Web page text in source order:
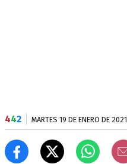
442 MARTES 19 DE ENERO DE 2021